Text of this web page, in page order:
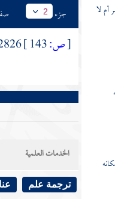
أم لا
جزء 2
[ص:
الخدمات العلمية
ترجمة علم